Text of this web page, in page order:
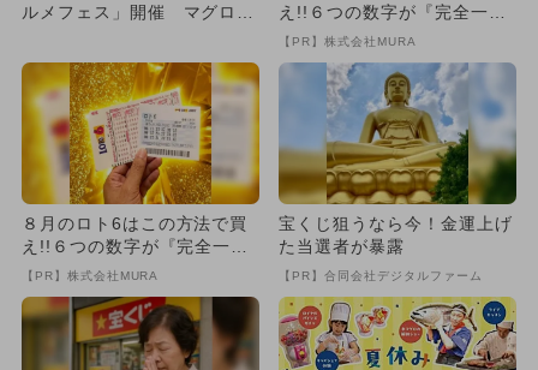
ルメフェス」開催 マグロ解
え!!６つの数字が『完全一
致』する方法
【PR】株式会社MURA
８月のロト6はこの方法で買
え!!６つの数字が『完全一
致』する方法
【PR】株式会社MURA
宝くじ狙うなら今！金運上げ
た当選者が暴露
【PR】合同会社デジタルファーム